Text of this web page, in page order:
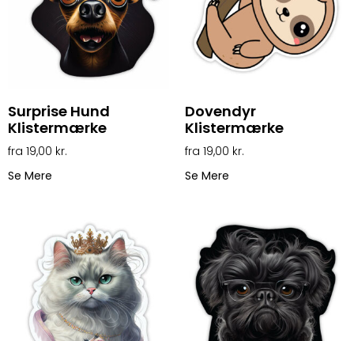
Surprise Hund
Klistermærke
19,00 kr.
Se Mere
Dovendyr
Klistermærke
19,00 kr.
Se Mere